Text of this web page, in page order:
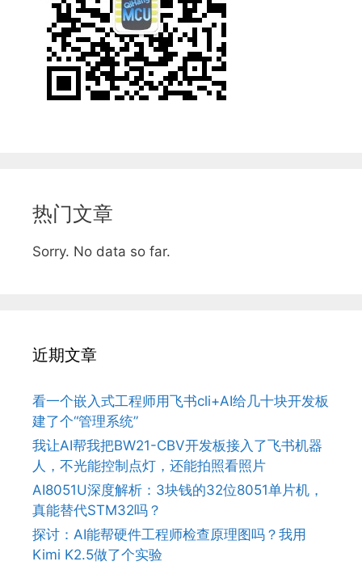
热门文章
Sorry. No data so far.
近期文章
看一个嵌入式工程师用飞书cli+AI给几十块开发板
建了个“管理系统”
我让AI帮我把BW21-CBV开发板接入了飞书机器
人，不光能控制点灯，还能拍照看照片
AI8051U深度解析：3块钱的32位8051单片机，
真能替代STM32吗？
探讨：AI能帮硬件工程师检查原理图吗？我用
Kimi K2.5做了个实验